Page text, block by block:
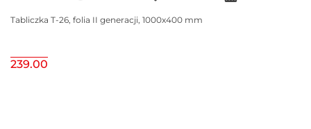
Tabliczka T-26, folia II generacji, 1000x400 mm
239.00